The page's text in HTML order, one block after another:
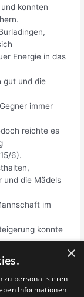
konnten
Energie in das
gut und die
immer
reichte es
6).
und die Mädels
im
konnte
Beitrag
×
zu personalisieren
Informationen